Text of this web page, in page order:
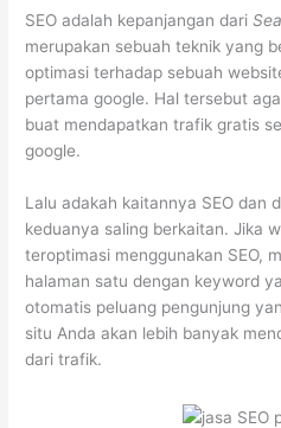
SEO adalah kepanjangan dari
merupakan sebuah teknik yang
optimasi terhadap sebuah
pertama google. Hal tersebut
buat mendapatkan trafik gratis
google.
Lalu adakah kaitannya SEO dan
keduanya saling berkaitan. Jika
teroptimasi menggunakan SEO,
halaman satu dengan keyword
otomatis peluang pengunjung
situ Anda akan lebih banyak
dari trafik.